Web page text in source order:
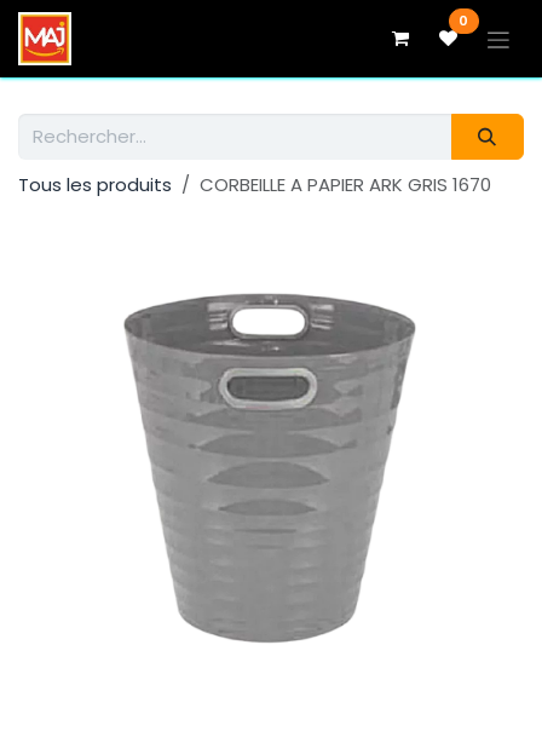
Se rendre au contenu 0
Tous les produits CORBEILLE A PAPIER ARK GRIS 1670